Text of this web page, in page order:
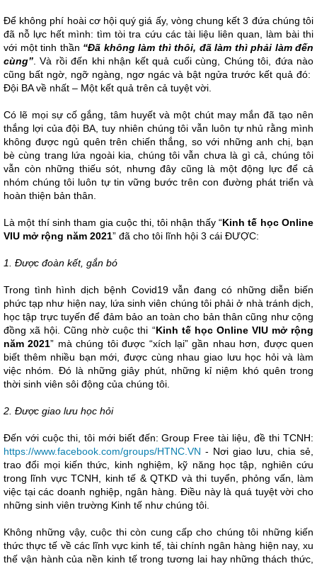
Để không phí hoài cơ hội quý giá ấy, vòng chung kết 3 đứa chúng tôi
đã nỗ lực hết mình: tìm tòi tra cứu các tài liệu liên quan, làm bài thi
với một tinh thần “Đã không làm thì thôi, đã làm thì phải làm đến
cùng” . Và rồi đến khi nhận kết quả cuối cùng, Chúng tôi, đứa nào
cũng bất ngờ, ngỡ ngàng, ngơ ngác và bật ngửa trước kết quả đó:
Đội BA về nhất – Một kết quả trên cả tuyệt vời.
Có lẽ mọi sự cố gắng, tâm huyết và một chút may mắn đã tạo nên
thắng lợi của đội BA, tuy nhiên chúng tôi vẫn luôn tự nhủ rằng mình
không được ngủ quên trên chiến thắng, so với những anh chị, bạn
bè cùng trang lứa ngoài kia, chúng tôi vẫn chưa là gì cả, chúng tôi
vẫn còn những thiếu sót, nhưng đây cũng là một động lực để cả
nhóm chúng tôi luôn tự tin vững bước trên con đường phát triển và
hoàn thiện bản thân.
Là một thí sinh tham gia cuộc thi, tôi nhận thấy “Kinh tế học Online
VIU mở rộng năm 2021” đã cho tôi lĩnh hội 3 cái ĐƯỢC:
1. Được đoàn kết, gắn bó
Trong tình hình dịch bệnh Covid19 vẫn đang có những diễn biến
phức tạp như hiện nay, lứa sinh viên chúng tôi phải ở nhà tránh dịch,
học tập trực tuyến để đảm bảo an toàn cho bản thân cũng như cộng
đồng xã hội. Cũng nhờ cuộc thi “Kinh tế học Online VIU mở rộng
năm 2021” mà chúng tôi được “xích lại” gần nhau hơn, được quen
biết thêm nhiều bạn mới, được cùng nhau giao lưu học hỏi và làm
việc nhóm. Đó là những giây phút, những kỉ niệm khó quên trong
thời sinh viên sôi động của chúng tôi.
2. Được giao lưu học hỏi
Đến với cuộc thi, tôi mới biết đến: Group Free tài liệu, đề thi TCNH:
https://www.facebook.com/groups/HTNC.VN - Nơi giao lưu, chia sẻ,
trao đổi mọi kiến thức, kinh nghiệm, kỹ năng học tập, nghiên cứu
trong lĩnh vực TCNH, kinh tế & QTKD và thi tuyển, phỏng vấn, làm
việc tại các doanh nghiệp, ngân hàng. Điều này là quá tuyệt vời cho
những sinh viên trường Kinh tế như chúng tôi.
Không những vậy, cuộc thi còn cung cấp cho chúng tôi những kiến
thức thực tế về các lĩnh vực kinh tế, tài chính ngân hàng hiện nay, xu
thế vận hành của nền kinh tế trong tương lai hay những thách thức,